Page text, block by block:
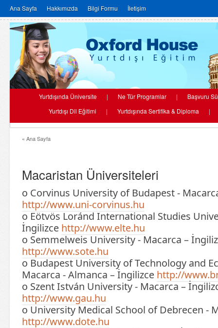
Ana Sayfa Hakkımızda Bilgi Formu İletişim
Yurtdışında Üniversite | Ne Tür Programlar |
Başvuru
Yurtdışı Dil Eğitimi
| Yurtdışında Sertifika & Diploma |
« Ana Sayfa
Macaristan Üniversiteleri
o Corvinus University of Budapest -
http://www.uni-corvinus.hu
o Eötvös Loránd International Studies
İngilizce http://www.elte.hu
o Semmelweis University - Macarca –
http://www.sote.hu
o Budapest University of Technology and
Macarca - Almanca – İngilizce http://
o Szent István University - Macarca –
http://www.gau.hu
o University Medical School of Debrecen -
http://www.dote.hu